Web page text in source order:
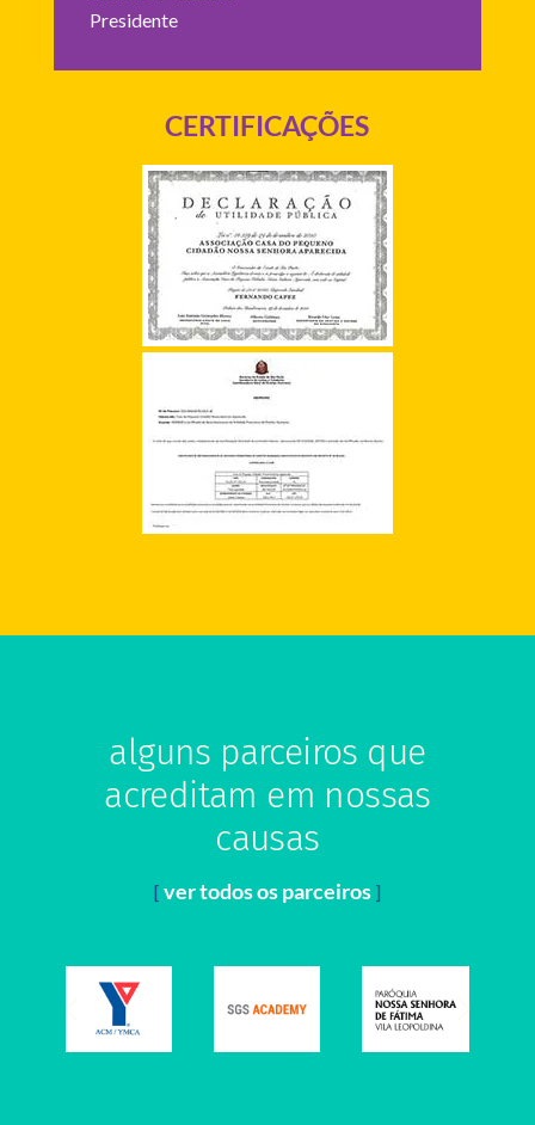
Presidente
CERTIFICAÇÕES
alguns parceiros que
acreditam em nossas
causas
[ ver todos os parceiros]